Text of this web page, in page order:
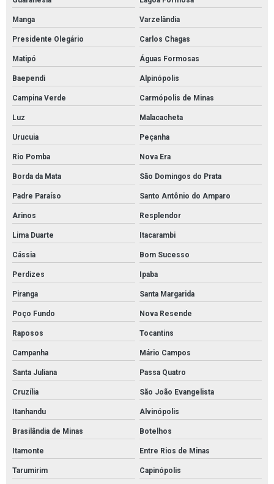
Manga Varzelândia
Presidente Olegário Carlos Chagas
Matipó Águas Formosas
Baependi Alpinópolis
Campina Verde Carmópolis de Minas
Luz Malacacheta
Urucuia Peçanha
Rio Pomba Nova Era
Borda da Mata São Domingos do Prata
Padre Paraíso Santo Antônio do Amparo
Arinos Resplendor
Lima Duarte Itacarambi
Cássia Bom Sucesso
Perdizes Ipaba
Piranga Santa Margarida
Poço Fundo Nova Resende
Raposos Tocantins
Campanha Mário Campos
Santa Juliana Passa Quatro
Cruzília São João Evangelista
Itanhandu Alvinópolis
Brasilândia de Minas Botelhos
Itamonte Entre Rios de Minas
Tarumirim Capinópolis